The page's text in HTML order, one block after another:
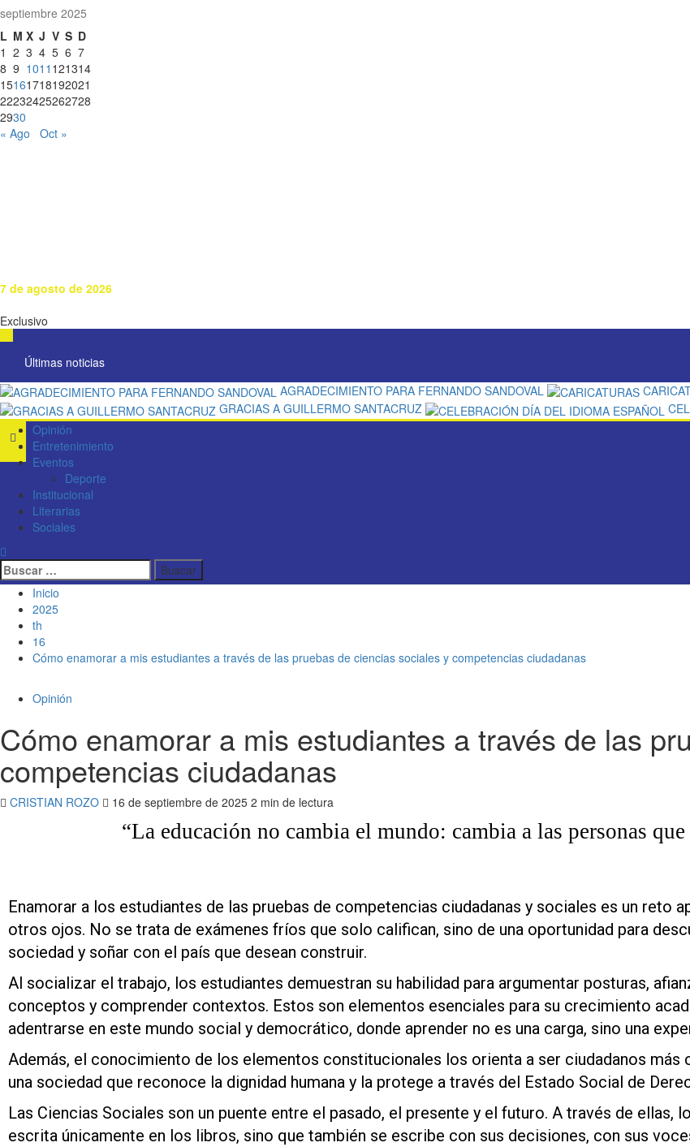
septiembre 2025
L M X J V S D
1 2 3 4 5 6 7
8 9 1011 121314
15161718192021
22232425262728
2930
« Ago
Oct »
7 de agosto de 2026
Exclusivo
Últimas noticias
AGRADECIMIENTO PARA FERNANDO SANDOVAL
GRACIAS A GUILLERMO SANTACRUZ
Opinión
Entretenimiento
Eventos
Deporte
Institucional
Literarias
Sociales
Inicio
2025
th
16
Cómo enamorar a mis estudiantes a través de las pruebas de ciencias sociales y competencias ciudadanas
Opinión
Cómo enamorar a mis estudiantes a través de las
competencias ciudadanas
CRISTIAN ROZO 16 de septiembre de 2025 2 min de lectura
“La educación no cambia el mundo: cambia a las personas
Enamorar a los estudiantes de las pruebas de competencias ciudadanas y sociales es un reto
otros ojos. No se trata de exámenes fríos que solo califican, sino de una oportunidad para
sociedad y soñar con el país que desean construir.
Al socializar el trabajo, los estudiantes demuestran su habilidad para argumentar posturas,
conceptos y comprender contextos. Estos son elementos esenciales para su crecimiento
adentrarse en este mundo social y democrático, donde aprender no es una carga, sino una
Además, el conocimiento de los elementos constitucionales los orienta a ser ciudadanos más
una sociedad que reconoce la dignidad humana y la protege a través del Estado Social de
Las Ciencias Sociales son un puente entre el pasado, el presente y el futuro. A través de ellas,
escrita únicamente en los libros, sino que también se escribe con sus decisiones, con sus